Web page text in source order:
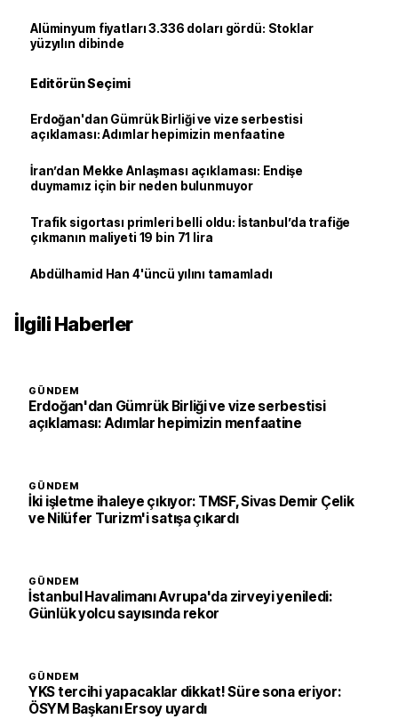
Alüminyum fiyatları 3.336 doları gördü: Stoklar
yüzyılın dibinde
Editörün Seçimi
Erdoğan'dan Gümrük Birliği ve vize serbestisi
açıklaması: Adımlar hepimizin menfaatine
İran’dan Mekke Anlaşması açıklaması: Endişe
duymamız için bir neden bulunmuyor
Trafik sigortası primleri belli oldu: İstanbul’da trafiğe
çıkmanın maliyeti 19 bin 71 lira
Abdülhamid Han 4'üncü yılını tamamladı
İlgili Haberler
GÜNDEM
Erdoğan'dan Gümrük Birliği ve vize serbestisi
açıklaması: Adımlar hepimizin menfaatine
GÜNDEM
İki işletme ihaleye çıkıyor: TMSF, Sivas Demir Çelik
ve Nilüfer Turizm'i satışa çıkardı
GÜNDEM
İstanbul Havalimanı Avrupa'da zirveyi yeniledi:
Günlük yolcu sayısında rekor
GÜNDEM
YKS tercihi yapacaklar dikkat! Süre sona eriyor:
ÖSYM Başkanı Ersoy uyardı